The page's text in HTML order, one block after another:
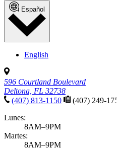
Español
English
596 Courtland Boulevard
Deltona, FL 32738
(407) 813-1150
(407) 249-
Lunes:
8AM–9PM
Martes:
8AM–9PM